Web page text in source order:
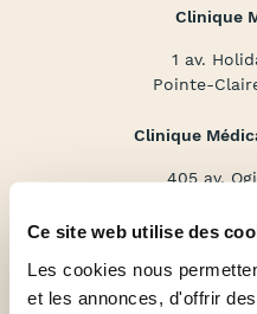
Ce site web utilise des
Les cookies nous
et les annonces, d'offrir
Clinique
1 av.
Pointe-
Clinique
405 av.